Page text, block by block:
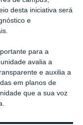
desta iniciativa será
e
para a
avalia a
e auxilia a
em planos de
que a sua voz